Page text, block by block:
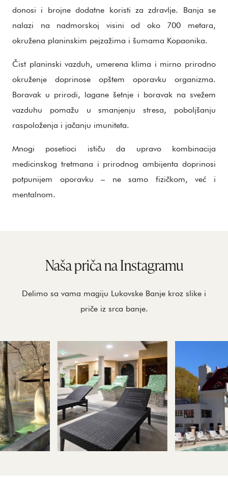
donosi i brojne dodatne koristi za zdravlje. Banja se
nalazi na nadmorskoj visini od oko 700 metara,
okružena planinskim pejzažima i šumama Kopaonika.
Čist planinski vazduh, umerena klima i mirno prirodno
okruženje doprinose opštem oporavku organizma.
Boravak u prirodi, lagane šetnje i boravak na svežem
vazduhu pomažu u smanjenju stresa, poboljšanju
raspoloženja i jačanju imuniteta.
Mnogi posetioci ističu da upravo kombinacija
medicinskog tretmana i prirodnog ambijenta doprinosi
potpunijem oporavku – ne samo fizičkom, već i
mentalnom.
Naša priča na Instagramu
Delimo sa vama magiju Lukovske Banje kroz slike i
priče iz srca banje.